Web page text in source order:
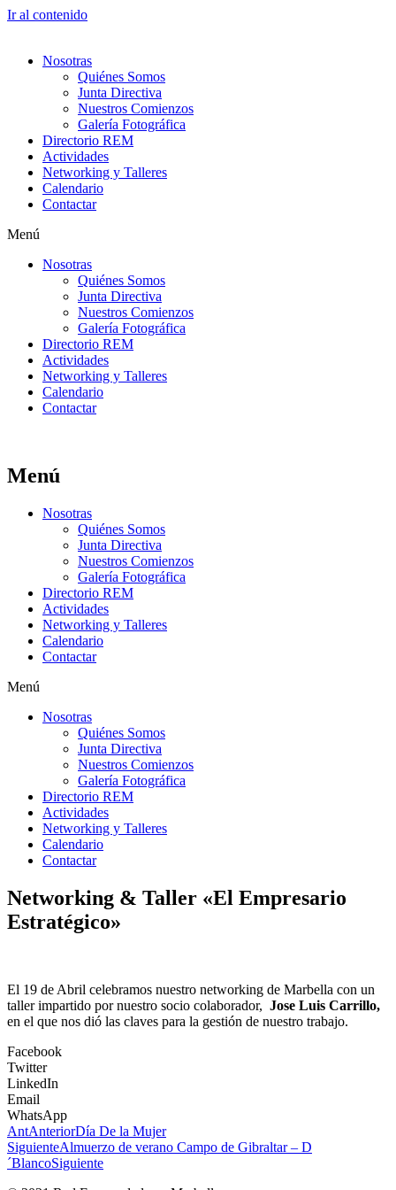
Ir al contenido
Nosotras
Quiénes Somos
Junta Directiva
Nuestros Comienzos
Galería Fotográfica
Directorio REM
Actividades
Networking y Talleres
Calendario
Contactar
Menú
Nosotras
Quiénes Somos
Junta Directiva
Nuestros Comienzos
Galería Fotográfica
Directorio REM
Actividades
Networking y Talleres
Calendario
Contactar
Menú
Nosotras
Quiénes Somos
Junta Directiva
Nuestros Comienzos
Galería Fotográfica
Directorio REM
Actividades
Networking y Talleres
Calendario
Contactar
Menú
Nosotras
Quiénes Somos
Junta Directiva
Nuestros Comienzos
Galería Fotográfica
Directorio REM
Actividades
Networking y Talleres
Calendario
Contactar
Networking & Taller «El Empresario
Estratégico»
El 19 de Abril celebramos nuestro networking de Marbella con un
taller impartido por nuestro socio colaborador, Jose Luis Carrillo,
en el que nos dió las claves para la gestión de nuestro trabajo.
Facebook
Twitter
LinkedIn
Email
WhatsApp
AntAnteriorDía De la Mujer
SiguienteAlmuerzo de verano Campo de Gibraltar – D
´BlancoSiguiente